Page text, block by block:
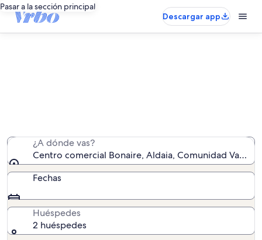
Pasar a la sección principal
Descargar app
¿A dónde vas?
Centro comercial Bonaire, Aldaia, Comunidad
Fechas
Huéspedes
2 huéspedes